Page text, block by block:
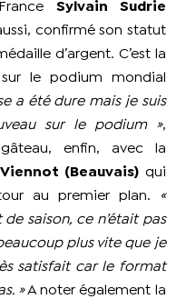
Sylvain Sudrie
confirmé son statut
d’argent. C’est la
le podium mondial
a été dure mais je suis
sur le podium »,
enfin, avec la
(Beauvais)qui
au premier plan.
«
saison, ce n’était pas
plus vite que je
satisfait car le format
»A noter également la